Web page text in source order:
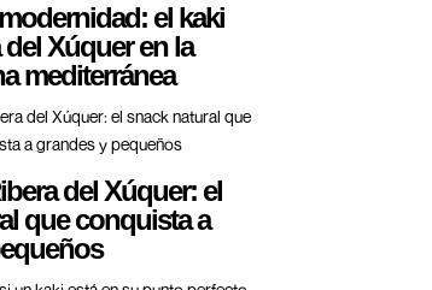
el kaki
Xúquer en la
mediterránea
del Xúquer: el
que conquista a